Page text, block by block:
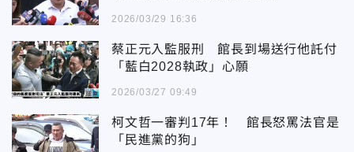
2026/03/29 16:36
蔡正元入監服刑 館長到場送行他託付
「藍白2028執政」心願
2026/03/27 09:49
柯文哲一審判17年！ 館長怒罵法官是
「民進黨的狗」